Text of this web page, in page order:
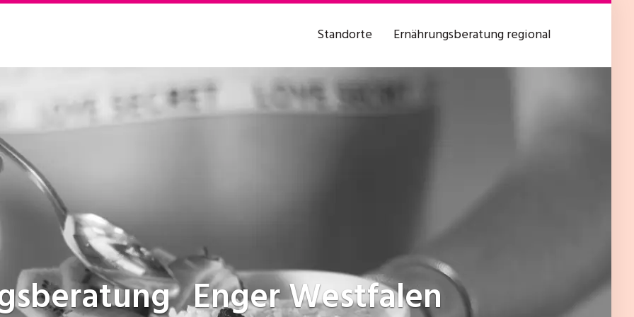
Standorte Ernährungsberatung regional
Enger Westfalen